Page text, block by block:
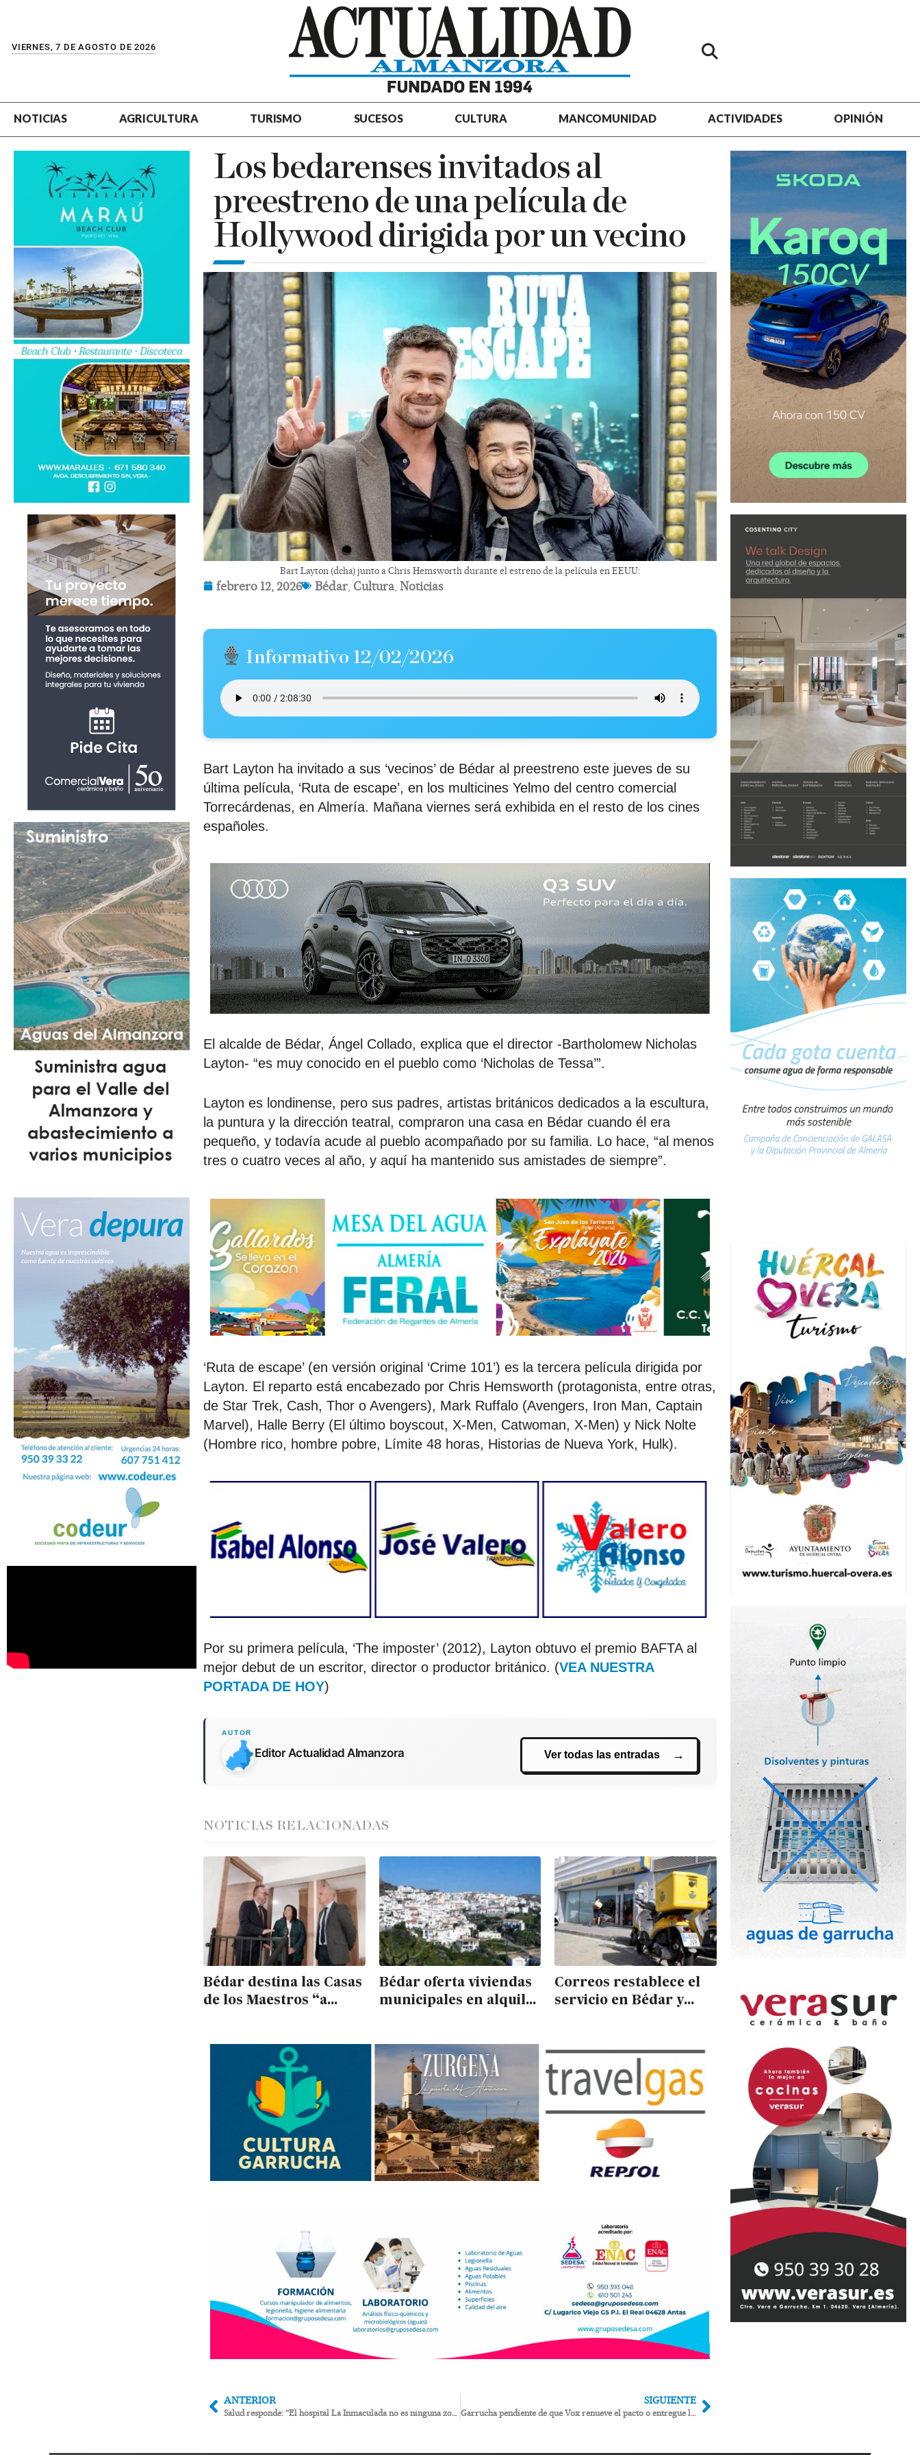
VIERNES, 7 DE AGOSTO DE 2026
NOTICIAS AGRICULTURA TURISMO SUCESOS CULTURA MANCOMUNIDAD ACTIVIDADES OPINIÓN
Los bedarenses invitados al
preestreno de una película de
Hollywood dirigida por un vecino
Bart Layton (dcha) junto a Chris Hemsworth durante el estreno de la película en EEUU:
febrero 12, 2026 Bédar ,Cultura ,Noticias
Informativo 12/02/2026
Bart Layton ha invitado a sus ‘vecinos’ de Bédar al preestreno este jueves de su
última película, ‘Ruta de escape’, en los multicines Yelmo del centro comercial
Torrecárdenas, en Almería. Mañana viernes será exhibida en el resto de los cines
españoles.
El alcalde de Bédar, Ángel Collado, explica que el director -Bartholomew Nicholas
Layton- “es muy conocido en el pueblo como ‘Nicholas de Tessa’”.
Layton es londinense, pero sus padres, artistas británicos dedicados a la escultura,
la puntura y la dirección teatral, compraron una casa en Bédar cuando él era
pequeño, y todavía acude al pueblo acompañado por su familia. Lo hace, “al menos
tres o cuatro veces al año, y aquí ha mantenido sus amistades de siempre”.
‘Ruta de escape’ (en versión original ‘Crime 101’) es la tercera película dirigida por
Layton. El reparto está encabezado por Chris Hemsworth (protagonista, entre otras,
de Star Trek, Cash, Thor o Avengers), Mark Ruffalo (Avengers, Iron Man, Captain
Marvel), Halle Berry (El último boyscout, X-Men, Catwoman, X-Men) y Nick Nolte
(Hombre rico, hombre pobre, Límite 48 horas, Historias de Nueva York, Hulk).
Por su primera película, ‘The imposter’ (2012), Layton obtuvo el premio BAFTA al
mejor debut de un escritor, director o productor británico. (VEA NUESTRA
PORTADA DE HOY)
Editor Actualidad Almanzora Ver todas las entradas
NOTICIAS RELACIONADAS
Bédar destina las Casas
de los Maestros “a
Bédar oferta viviendas
municipales en alquiler
Correos restablece el
servicio en Bédar y
denuncia sindical
ANTERIOR
Salud responde: “El hospital La Inmaculada no es ninguna zona cero de colapso sanitario”
SIGUIENTE
Garrucha pendiente de que Vox renueve el pacto o entregue la Alcaldía al PSOE